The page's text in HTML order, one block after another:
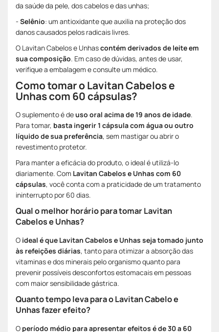
da saúde da pele, dos cabelos e das unhas;
- Selênio: um antioxidante que auxilia na proteção dos
danos causados pelos radicais livres.
O Lavitan Cabelos e Unhascontém derivados de leite em
sua composição. Em caso de dúvidas, antes de usar,
verifique a embalagem e consulte um médico.
Como tomar o Lavitan Cabelos e
Unhas com 60 cápsulas?
O suplemento é deuso oral acima de 19 anos de idade.
Para tomar, basta ingerir 1 cápsula com água ou outro
líquido de sua preferência, sem mastigar ou abrir o
revestimento protetor.
Para manter a eficácia do produto, o ideal é utilizá-lo
diariamente. Com Lavitan Cabelos e Unhas com 60
cápsulas, você conta com a praticidade de um tratamento
ininterrupto por 60 dias.
Qual o melhor horário para tomar Lavitan
Cabelos e Unhas?
O ideal é que Lavitan Cabelos e Unhas seja tomado junto
às refeições diárias, tanto para otimizar a absorção das
vitaminas e dos minerais pelo organismo quanto para
prevenir possíveis desconfortos estomacais em pessoas
com maior sensibilidade gástrica.
Quanto tempo leva para o Lavitan Cabelo e
Unhas fazer efeito?
O período médio para apresentar efeitos é de 30 a 60